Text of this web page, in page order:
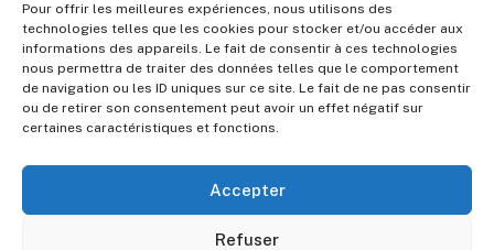
Pour offrir les meilleures expériences, nous utilisons des
technologies telles que les cookies pour stocker et/ou accéder aux
informations des appareils. Le fait de consentir à ces technologies
nous permettra de traiter des données telles que le comportement
de navigation ou les ID uniques sur ce site. Le fait de ne pas consentir
ou de retirer son consentement peut avoir un effet négatif sur
certaines caractéristiques et fonctions.
Accepter
Refuser